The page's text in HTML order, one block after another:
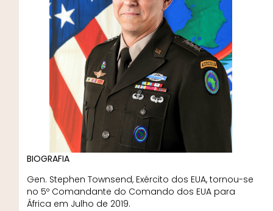
BIOGRAFIA
Gen. Stephen Townsend, Exército dos EUA, tornou-se
no 5º Comandante do Comando dos EUA para
África em Julho de 2019.